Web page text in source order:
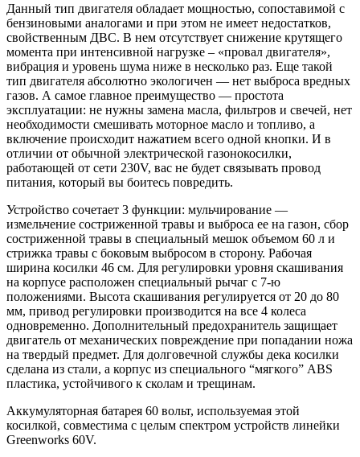
Данный тип двигателя обладает мощностью, сопоставимой с
бензиновыми аналогами и при этом не имеет недостатков,
свойственным ДВС. В нем отсутствует снижение крутящего
момента при интенсивной нагрузке – «провал двигателя»,
вибрация и уровень шума ниже в несколько раз. Еще такой
тип двигателя абсолютно экологичен — нет выброса вредных
газов. А самое главное преимущество — простота
эксплуатации: не нужны замена масла, фильтров и свечей, нет
необходимости смешивать моторное масло и топливо, а
включение происходит нажатием всего одной кнопки. И в
отличии от обычной электрической газонокосилки,
работающей от сети 230V, вас не будет связывать провод
питания, который вы боитесь повредить.
Устройство сочетает 3 функции: мульчирование —
измельчение состриженной травы и выброса ее на газон, сбор
состриженной травы в специальный мешок объемом 60 л и
стрижка травы с боковым выбросом в сторону. Рабочая
ширина косилки 46 см. Для регулировки уровня скашивания
на корпусе расположен специальный рычаг с 7-ю
положениями. Высота скашивания регулируется от 20 до 80
мм, привод регулировки производится на все 4 колеса
одновременно. Дополнительный предохранитель защищает
двигатель от механических повреждение при попадании ножа
на твердый предмет. Для долговечной службы дека косилки
сделана из стали, а корпус из специального “мягкого” ABS
пластика, устойчивого к сколам и трещинам.
Аккумуляторная батарея 60 вольт, используемая этой
косилкой, совместима с целым спектром устройств линейки
Greenworks 60V.